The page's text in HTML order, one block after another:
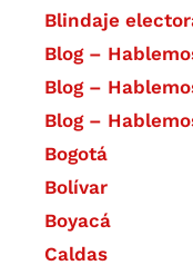
Blindaje
Blog –
Blog –
Blog –
Bogotá
Bolívar
Boyacá
Caldas